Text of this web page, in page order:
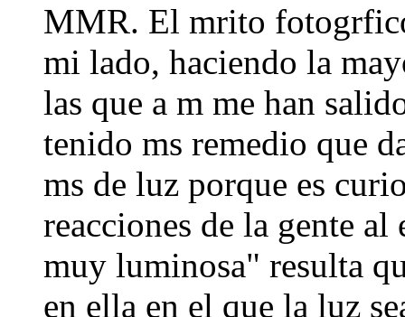
MMR. El mrito
mi lado, haciendo la
las que a m me han
tenido ms remedio que
ms de luz porque es
reacciones de la gente al
muy luminosa" resulta
en ella en el que la luz